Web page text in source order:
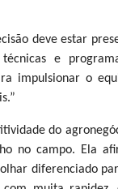
deve estar
técnicas e
impulsionar o
do
no campo. Ela
diferenciado